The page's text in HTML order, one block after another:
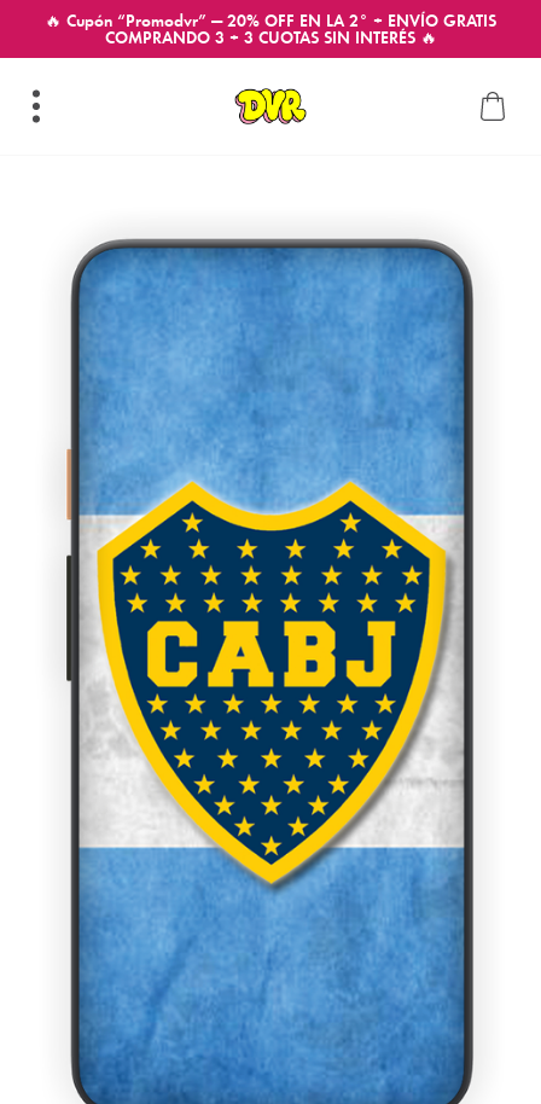
🔥 Cupón “Promodvr” — 20% OFF EN LA 2° + ENVÍO GRATIS
COMPRANDO 3 + 3 CUOTAS SIN INTERÉS 🔥